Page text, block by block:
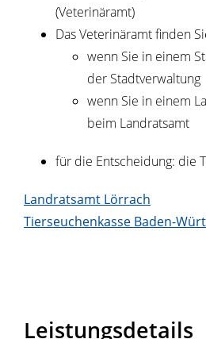
(Veterinäramt)
Das Veterinäramt finden
wenn Sie in einem
der Stadtverwaltung
wenn Sie in einem
beim Landratsamt
für die Entscheidung: die
Landratsamt Lörrach
Tierseuchenkasse Baden-
Leistungsdetails